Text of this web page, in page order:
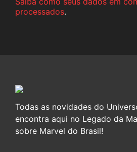
processados.
Todas as novidades do
encontra aqui no Legado da
sobre Marvel do Brasil!